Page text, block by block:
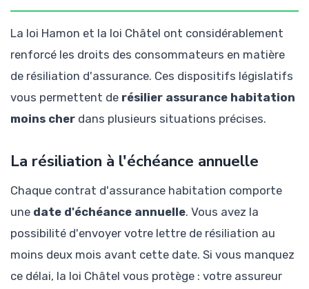
La loi Hamon et la loi Châtel ont considérablement
renforcé les droits des consommateurs en matière
de résiliation d'assurance. Ces dispositifs législatifs
vous permettent de résilier assurance habitation
moins cher dans plusieurs situations précises.
La résiliation à l'échéance annuelle
Chaque contrat d'assurance habitation comporte
une date d'échéance annuelle. Vous avez la
possibilité d'envoyer votre lettre de résiliation au
moins deux mois avant cette date. Si vous manquez
ce délai, la loi Châtel vous protège : votre assureur